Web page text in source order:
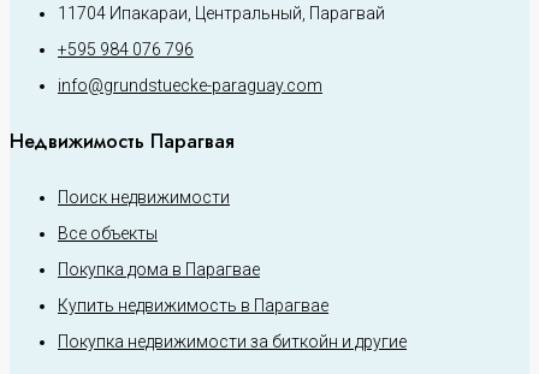
11704 Ипакараи, Центральный, Парагвай
+595 984 076 796
info@grundstuecke-paraguay.com
Недвижимость Парагвая
Поиск недвижимости
Все объекты
Покупка дома в Парагвае
Купить недвижимость в Парагвае
Покупка недвижимости за биткойн и другие